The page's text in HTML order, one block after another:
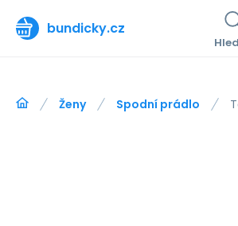
bundicky.cz
Ženy Spodní prádlo